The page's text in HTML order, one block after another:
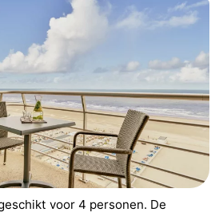
voor 4 personen. De